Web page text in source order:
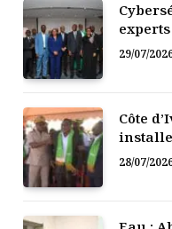
29/07/
Côte
28/07/